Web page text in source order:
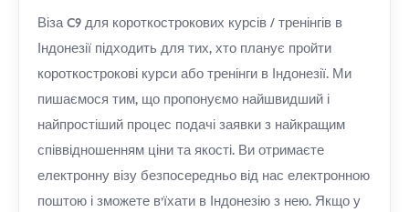
Віза C9 для короткострокових курсів / тренінгів в
Індонезії підходить для тих, хто планує пройти
короткострокові курси або тренінги в Індонезії. Ми
пишаємося тим, що пропонуємо найшвидший і
найпростіший процес подачі заявки з найкращим
співвідношенням ціни та якості. Ви отримаєте
електронну візу безпосередньо від нас електронною
поштою і зможете в'їхати в Індонезію з нею. Якщо у